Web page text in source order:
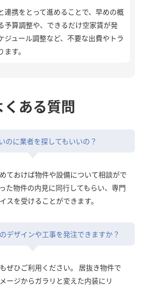
連携をとって進めることで、早めの概
予算調整や、できるだけ空家賃が発
ジュール調整など、不要な出費やトラ
す。
くある質問
のに業者を探してもいいの？
ておけば物件や設備について相談がで
た物件の内見に同行してもらい、専門
スを受けることができます。
デザインや工事を発注できますか？
ぜひご利用ください。 居抜き物件で
ージからガラリと変えた内装にリ